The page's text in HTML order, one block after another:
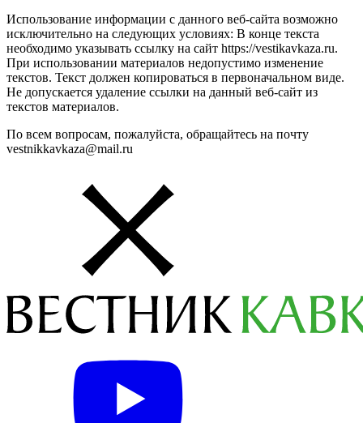
Использование информации с данного веб-сайта возможно
исключительно на следующих условиях: В конце текста
необходимо указывать ссылку на сайт https://vestikavkaza.ru.
При использовании материалов недопустимо изменение
текстов. Текст должен копироваться в первоначальном виде.
Не допускается удаление ссылки на данный веб-сайт из
текстов материалов.
По всем вопросам, пожалуйста, обращайтесь на почту
vestnikkavkaza@mail.ru